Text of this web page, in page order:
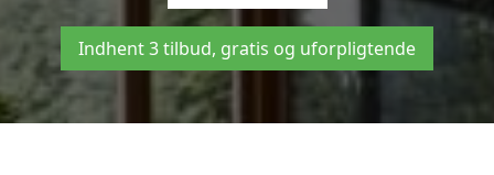
Indhent 3 tilbud, gratis og uforpligtende